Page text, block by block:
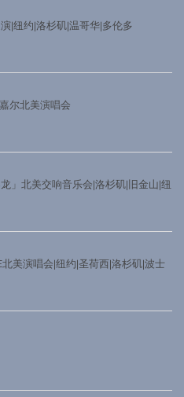
|纽约|洛杉矶|温哥华|多伦多
嘉尔北美演唱会
」北美交响音乐会|洛杉矶|旧金山|纽
北美演唱会|纽约|圣荷西|洛杉矶|波士